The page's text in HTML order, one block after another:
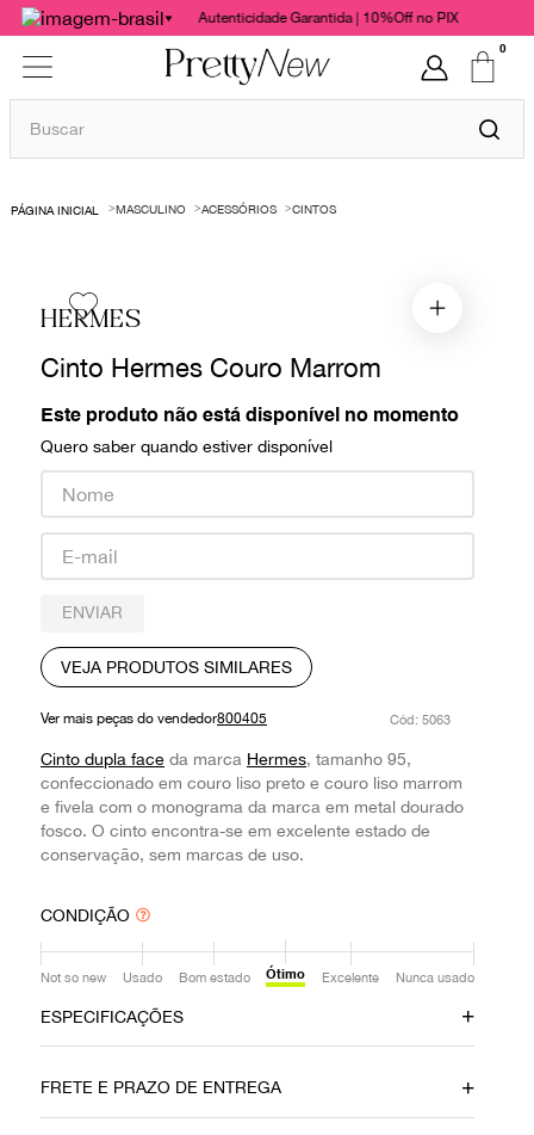
Autenticidade Garantida | 10%Off no PIX
0
Buscar
MASCULINO ACESSÓRIOS CINTOS
HERMES
Cinto Hermes Couro Marrom
Este produto não está disponível no momento
Quero saber quando estiver disponível
ENVIAR
VEJA PRODUTOS SIMILARES
Ver mais peças do vendedor800405 : 5063
Cinto dupla face da marca Hermes, tamanho 95,
confeccionado em couro liso preto e couro liso marrom
e fivela com o monograma da marca em metal dourado
fosco. O cinto encontra-se em excelente estado de
conservação, sem marcas de uso.
CONDIÇÃO
Not so new Usado Bom estado Ótimo Excelente Nunca usado
ESPECIFICAÇÕES
25052019 Couro
FRETE E PRAZO DE ENTREGA
1º
bolsas
chanel
valentino
paula raia
burberry
prada